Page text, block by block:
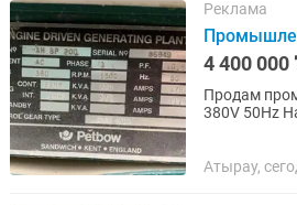
Реклама
4 400 000
Продам
380V 50Hz
Атырау,